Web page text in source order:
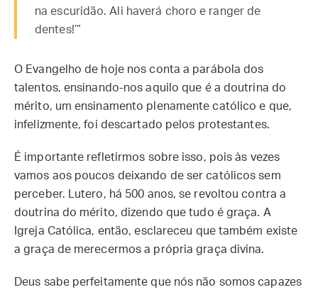
na escuridão. Ali haverá choro e ranger de
dentes!’”
O Evangelho de hoje nos conta a parábola dos
talentos, ensinando-nos aquilo que é a doutrina do
mérito, um ensinamento plenamente católico e que,
infelizmente, foi descartado pelos protestantes.
É importante refletirmos sobre isso, pois às vezes
vamos aos poucos deixando de ser católicos sem
perceber. Lutero, há 500 anos, se revoltou contra a
doutrina do mérito, dizendo que tudo é graça. A
Igreja Católica, então, esclareceu que também existe
a graça de merecermos a própria graça divina.
Deus sabe perfeitamente que nós não somos capazes